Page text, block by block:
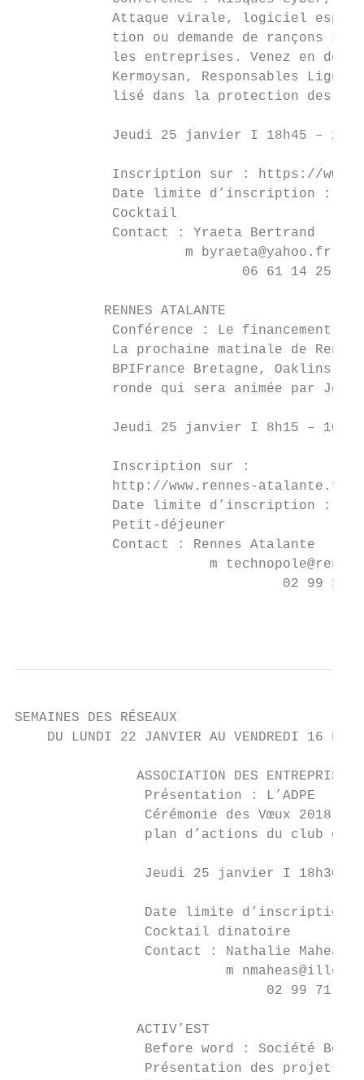
Attaque virale, logiciel
tion ou demande de rançons
les entreprises. Venez en
Kermoysan, Responsables
lisé dans la protection des
Jeudi 25 janvier I 18h45 –
Inscription sur : https://
Date limite d’inscription :
            Cocktail
            Contact : Yraeta Bertrand
                     m byraeta@yahoo.fr
                            06 61 14 25 60
           RENNES ATALANTE
Conférence : Le financement de
La prochaine matinale de
BPIFrance Bretagne, Oaklins
ronde qui sera animée par
Jeudi 25 janvier I 8h15 –
            Inscription sur :
http://www.rennes-
Date limite d’inscription :
            Petit-déjeuner
            Contact : Rennes Atalante
m
02 99 12
SEMAINES DES RÉSEAUX
DU LUNDI 22 JANVIER AU VENDREDI 16
ASSOCIATION DES ENTREPRISES
                Présentation : L’ADPE
Cérémonie des Vœux 2018
plan d’actions du club
Jeudi 25 janvier I 18h30
Date limite d’inscription
                Cocktail dinatoire
                Contact : Nathalie Maheas
m nmaheas@ille-
02 99 71 35
               ACTIV’EST
Before word : Société Be
Présentation des projets